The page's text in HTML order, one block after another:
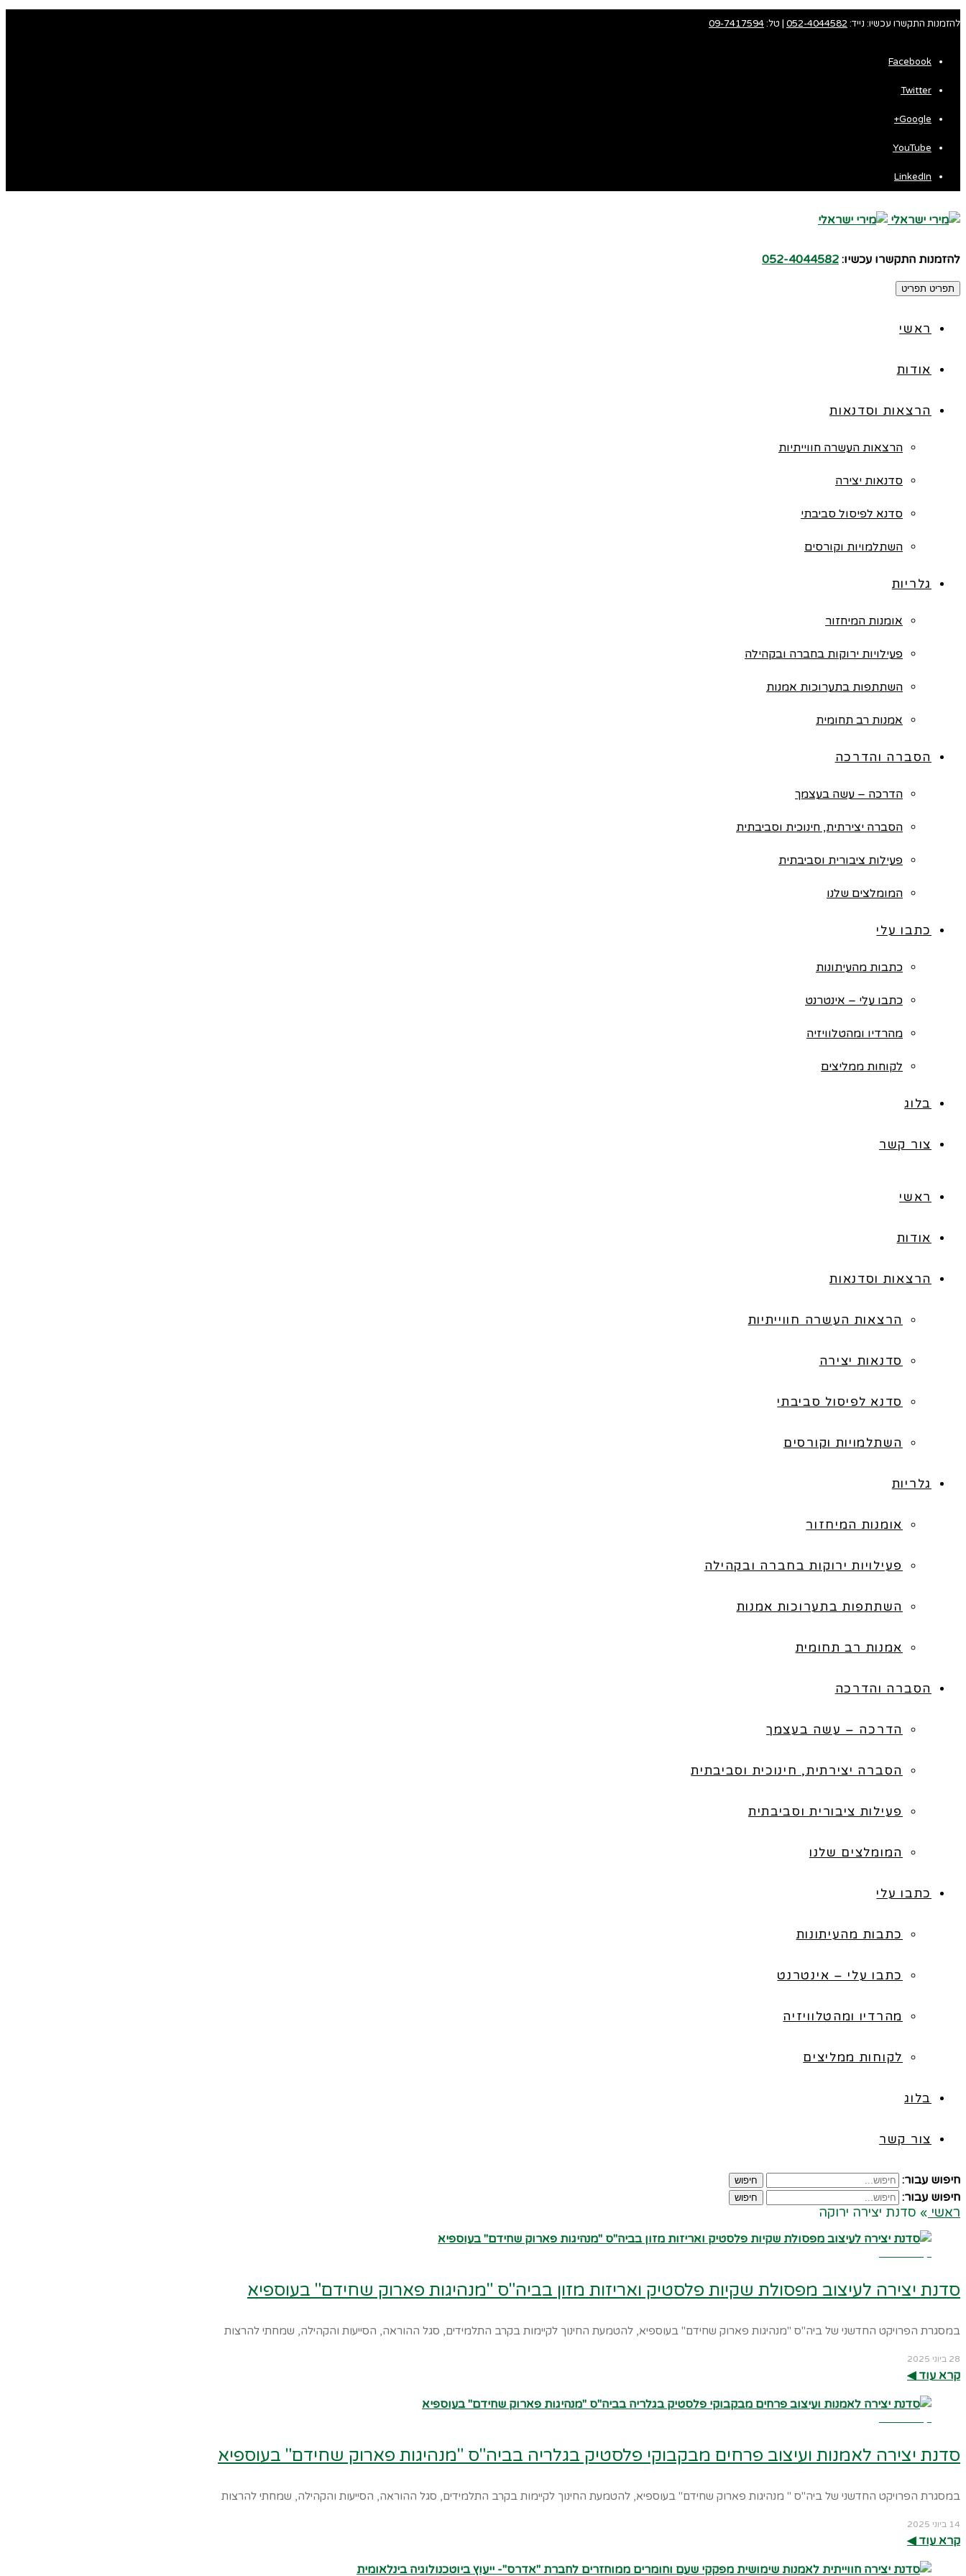
להזמנות התקשרו עכשיו: נייד: 052-4044582 | טל:09-7417594
Facebook
Twitter
Google+
YouTube
LinkedIn
להזמנות התקשרו עכשיו: 052-4044582
תפריט תפריט
ראשי
אודות
הרצאות וסדנאות
הרצאות העשרה חווייתיות
סדנאות יצירה
סדנא לפיסול סביבתי
השתלמויות וקורסים
גלריות
אומנות המיחזור
פעילויות ירוקות בחברה ובקהילה
השתתפות בתערוכות אמנות
אמנות רב תחומית
הסברה והדרכה
הדרכה – עשה בעצמך
הסברה יצירתית, חינוכית וסביבתית
פעילות ציבורית וסביבתית
המומלצים שלנו
כתבו עלי
כתבות מהעיתונות
כתבו עלי – אינטרנט
מהרדיו ומהטלוויזיה
לקוחות ממליצים
בלוג
צור קשר
ראשי
אודות
הרצאות וסדנאות
הרצאות העשרה חווייתיות
סדנאות יצירה
סדנא לפיסול סביבתי
השתלמויות וקורסים
גלריות
אומנות המיחזור
פעילויות ירוקות בחברה ובקהילה
השתתפות בתערוכות אמנות
אמנות רב תחומית
הסברה והדרכה
הדרכה – עשה בעצמך
הסברה יצירתית, חינוכית וסביבתית
פעילות ציבורית וסביבתית
המומלצים שלנו
כתבו עלי
כתבות מהעיתונות
כתבו עלי – אינטרנט
מהרדיו ומהטלוויזיה
לקוחות ממליצים
בלוג
צור קשר
חיפוש עבור: חיפוש
חיפוש עבור: חיפוש
ראשי » סדנת יצירה ירוקה
סדנת יצירה לעיצוב מפסולת שקיות פלסטיק ואריזות מזון בביה"ס "מנהיגות פארוק שחידם" בעוספיא
במסגרת הפרויקט החדשני של ביה"ס "מנהיגות פארוק שחידם" בעוספיא, להטמעת החינוך לקיימות בקרב התלמידים, סגל ההוראה, הסייעות והקהילה, שמחתי להרצות
28 ביוני 2025
קרא עוד ◀︎
סדנת יצירה לאמנות ועיצוב פרחים מבקבוקי פלסטיק בגלריה בביה"ס "מנהיגות פארוק שחידם" בעוספיא
במסגרת הפרויקט החדשני של ביה"ס " מנהיגות פארוק שחידם" בעוספיא, להטמעת החינוך לקיימות בקרב התלמידים, סגל ההוראה, הסייעות והקהילה, שמחתי להרצות
14 ביוני 2025
קרא עוד ◀︎